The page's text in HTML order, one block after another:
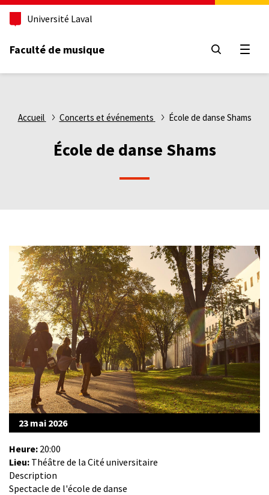
Aller
principal
Université Laval
Faculté de musique
Fil
d'Ariane
Accueil Concerts et événements École de danse Shams
École de danse Shams
23 mai 2026
Heure: 20:00
Lieu: Théâtre de la Cité universitaire
Description
Spectacle de l'école de danse